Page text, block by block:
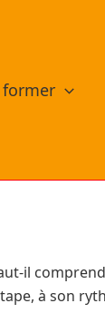
former
il
à son